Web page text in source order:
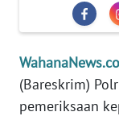
WahanaNews.co
(Bareskrim)
pemeriksaan
OLAHRAGA
OPINI